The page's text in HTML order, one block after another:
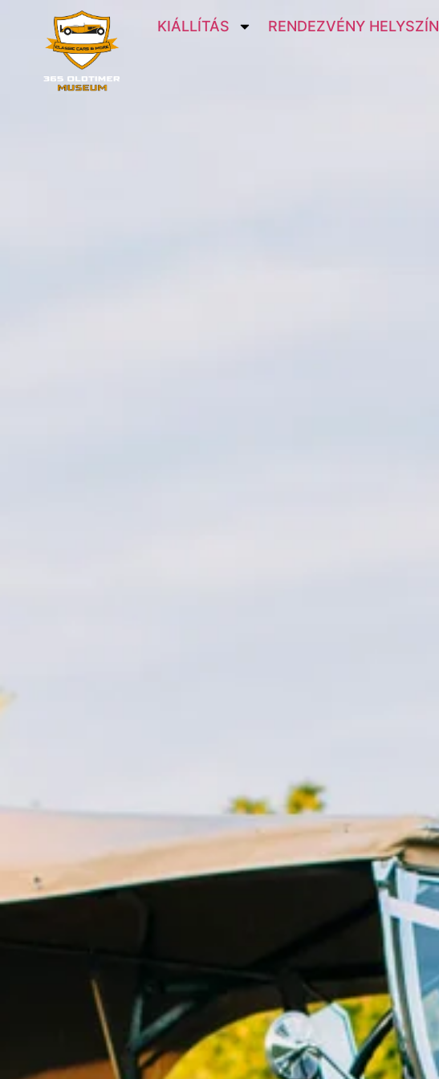
KIÁLLÍTÁS RENDEZVÉNY HELYSZÍN